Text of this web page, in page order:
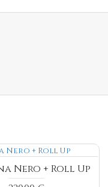
Nero + Roll Up